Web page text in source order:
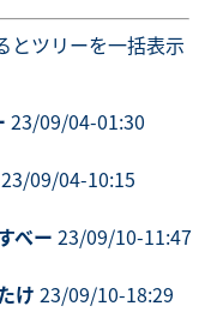
とツリーを一括表示
23/09/04-01:30
23/09/04-10:15
べー 23/09/10-11:47
け 23/09/10-18:29